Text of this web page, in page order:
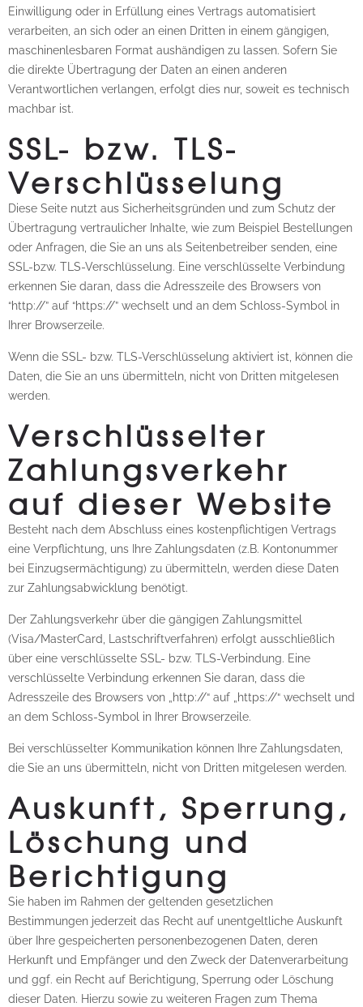
Einwilligung oder in Erfüllung eines Vertrags automatisiert
verarbeiten, an sich oder an einen Dritten in einem gängigen,
maschinenlesbaren Format aushändigen zu lassen. Sofern Sie
die direkte Übertragung der Daten an einen anderen
Verantwortlichen verlangen, erfolgt dies nur, soweit es technisch
machbar ist.
SSL- bzw. TLS-
Verschlüsselung
Diese Seite nutzt aus Sicherheitsgründen und zum Schutz der
Übertragung vertraulicher Inhalte, wie zum Beispiel Bestellungen
oder Anfragen, die Sie an uns als Seitenbetreiber senden, eine
SSL-bzw. TLS-Verschlüsselung. Eine verschlüsselte Verbindung
erkennen Sie daran, dass die Adresszeile des Browsers von
“http://” auf “https://” wechselt und an dem Schloss-Symbol in
Ihrer Browserzeile.
Wenn die SSL- bzw. TLS-Verschlüsselung aktiviert ist, können die
Daten, die Sie an uns übermitteln, nicht von Dritten mitgelesen
werden.
Verschlüsselter
Zahlungsverkehr
auf dieser Website
Besteht nach dem Abschluss eines kostenpflichtigen Vertrags
eine Verpflichtung, uns Ihre Zahlungsdaten (z.B. Kontonummer
bei Einzugsermächtigung) zu übermitteln, werden diese Daten
zur Zahlungsabwicklung benötigt.
Der Zahlungsverkehr über die gängigen Zahlungsmittel
(Visa/MasterCard, Lastschriftverfahren) erfolgt ausschließlich
über eine verschlüsselte SSL- bzw. TLS-Verbindung. Eine
verschlüsselte Verbindung erkennen Sie daran, dass die
Adresszeile des Browsers von „http://“ auf „https://“ wechselt und
an dem Schloss-Symbol in Ihrer Browserzeile.
Bei verschlüsselter Kommunikation können Ihre Zahlungsdaten,
die Sie an uns übermitteln, nicht von Dritten mitgelesen werden.
Auskunft, Sperrung,
Löschung und
Berichtigung
Sie haben im Rahmen der geltenden gesetzlichen
Bestimmungen jederzeit das Recht auf unentgeltliche Auskunft
über Ihre gespeicherten personenbezogenen Daten, deren
Herkunft und Empfänger und den Zweck der Datenverarbeitung
und ggf. ein Recht auf Berichtigung, Sperrung oder Löschung
dieser Daten. Hierzu sowie zu weiteren Fragen zum Thema